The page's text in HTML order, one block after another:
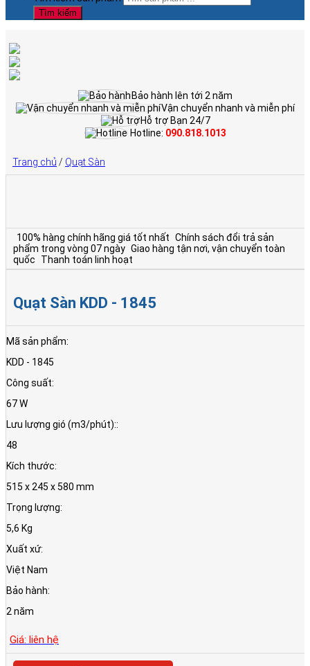
Tìm kiếm
Bảo hành lên tới 2 năm
Vận chuyển nhanh và miễn phí
Hỗ trợ Bạn 24/7
Hotline: 090.818.1013
Trang chủ / Quạt Sàn
100% hàng chính hãng giá tốt nhất Chính sách đổi trả sản
phẩm trong vòng 07 ngày Giao hàng tận nơi, vận chuyển toàn
quốc
Thanh toán linh hoạt
Quạt Sàn KDD - 1845
Giá: liên hệ
Mã sản phẩm:
KDD - 1845
Công suất:
67 W
Lưu lượng gió (m3/phút)::
48
Kích thước:
515 x 245 x 580 mm
Trọng lượng:
5,6 Kg
Xuất xứ:
Việt Nam
Bảo hành:
2 năm